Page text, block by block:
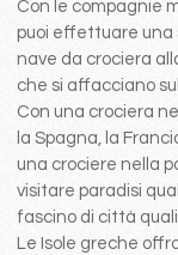
Con le compagnie
puoi effettuare una
nave da crociera
che si affacciano sul
Con una crociera
la Spagna, la
una crociere nella
visitare paradisi
fascino di città
Le Isole greche